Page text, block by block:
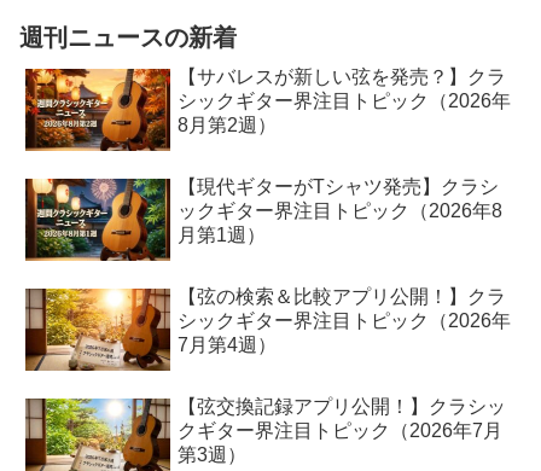
週刊ニュースの新着
【サバレスが新しい弦を発売？】クラ
シックギター界注目トピック（2026年
8月第2週）
【現代ギターがTシャツ発売】クラシ
ックギター界注目トピック（2026年8
月第1週）
【弦の検索＆比較アプリ公開！】クラ
シックギター界注目トピック（2026年
7月第4週）
【弦交換記録アプリ公開！】クラシッ
クギター界注目トピック（2026年7月
第3週）